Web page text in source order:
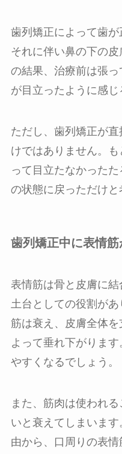
歯列矯正によって歯が
それに伴い鼻の下の
の結果、治療前は張
が目立ったように感じ
ただし、歯列矯正が
けではありません。
って目立たなかった
の状態に戻っただけと
歯列矯正中に表情
表情筋は骨と皮膚に
土台としての役割が
筋は衰え、皮膚全体
よって垂れ下がりま
やすくなるでしょう。
また、筋肉は使われ
いと衰えてしまいま
由から、口周りの表